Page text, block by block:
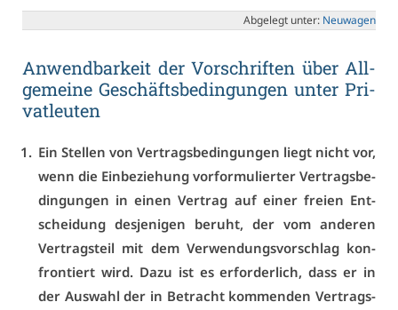
Ab­ge­legt un­ter: Neu­wa­gen
An­wend­bar­keit der Vor­schrif­ten über All­
ge­mei­ne Ge­schäfts­be­din­gun­gen un­ter Pri­
vat­leu­ten
Ein Stel­len von Ver­trags­be­din­gun­gen liegt nicht vor,
wenn die Ein­be­zie­hung vor­for­mu­lier­ter Ver­trags­be­
din­gun­gen in ei­nen Ver­trag auf ei­ner frei­en Ent­
schei­dung des­je­ni­gen be­ruht, der vom an­de­ren
Ver­trags­teil mit dem Ver­wen­dungs­vor­schlag kon­
fron­tiert wird. Da­zu ist es er­for­der­lich, dass er in
der Aus­wahl der in Be­tracht kom­men­den Ver­trags­